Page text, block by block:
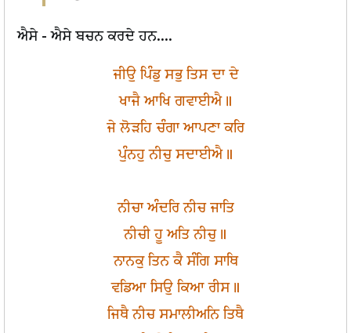
ਐਸੇ - ਐਸੇ ਬਚਨ ਕਰਦੇ ਹਨ....
ਜੀਉ ਪਿੰਡੁ ਸਭੁ ਤਿਸ ਦਾ ਦੇ
ਖਾਜੈ ਆਖਿ ਗਵਾਈਐ॥
ਜੇ ਲੋੜਹਿ ਚੰਗਾ ਆਪਣਾ ਕਰਿ
ਪੁੰਨਹੁ ਨੀਚੁ ਸਦਾਈਐ॥
ਨੀਚਾ ਅੰਦਰਿ ਨੀਚ ਜਾਤਿ
ਨੀਚੀ ਹੂ ਅਤਿ ਨੀਚੁ॥
ਨਾਨਕੁ ਤਿਨ ਕੈ ਸੰਗਿ ਸਾਥਿ
ਵਡਿਆ ਸਿਉ ਕਿਆ ਰੀਸ॥
ਜਿਥੈ ਨੀਚ ਸਮਾਲੀਅਨਿ ਤਿਥੈ